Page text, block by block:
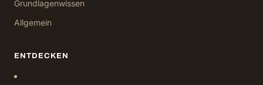
Grundlagenwissen
Allgemein
ENTDECKEN